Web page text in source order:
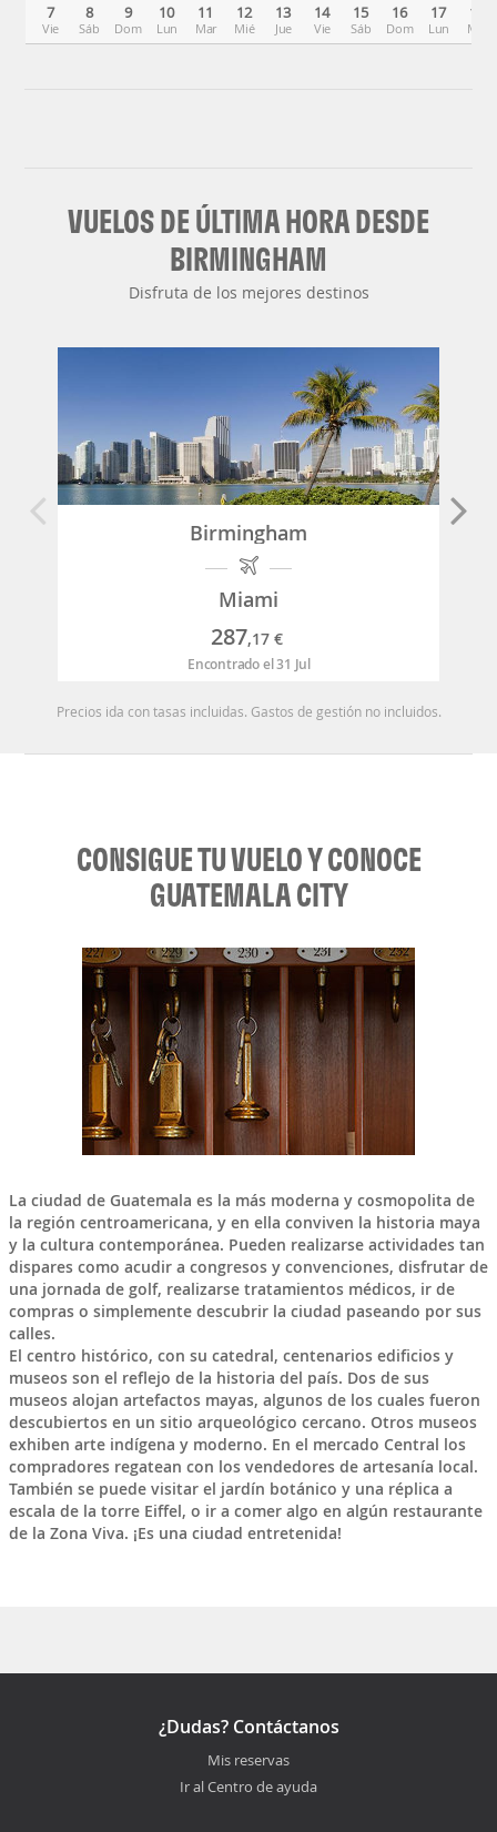
7
Vie
8
Sáb
9
Dom
10
Lun
11
Mar
12
Mié
13
Jue
14
Vie
15
Sáb
16
Dom
17
Lun
18
Mar
VUELOS DE ÚLTIMA HORA DESDE
BIRMINGHAM
Disfruta de los mejores destinos
Birmingham
Miami
287,17 €
Encontrado el 31 Jul
Precios ida con tasas incluidas. Gastos de gestión no incluidos.
CONSIGUE TU VUELO Y CONOCE
GUATEMALA CITY
La ciudad de Guatemala es la más moderna y cosmopolita de
la región centroamericana, y en ella conviven la historia maya
y la cultura contemporánea. Pueden realizarse actividades tan
dispares como acudir a congresos y convenciones, disfrutar de
una jornada de golf, realizarse tratamientos médicos, ir de
compras o simplemente descubrir la ciudad paseando por sus
calles.
El centro histórico, con su catedral, centenarios edificios y
museos son el reflejo de la historia del país. Dos de sus
museos alojan artefactos mayas, algunos de los cuales fueron
descubiertos en un sitio arqueológico cercano. Otros museos
exhiben arte indígena y moderno. En el mercado Central los
compradores regatean con los vendedores de artesanía local.
También se puede visitar el jardín botánico y una réplica a
escala de la torre Eiffel, o ir a comer algo en algún restaurante
de la Zona Viva. ¡Es una ciudad entretenida!
¿Dudas? Contáctanos
Mis reservas
Ir al Centro de ayuda